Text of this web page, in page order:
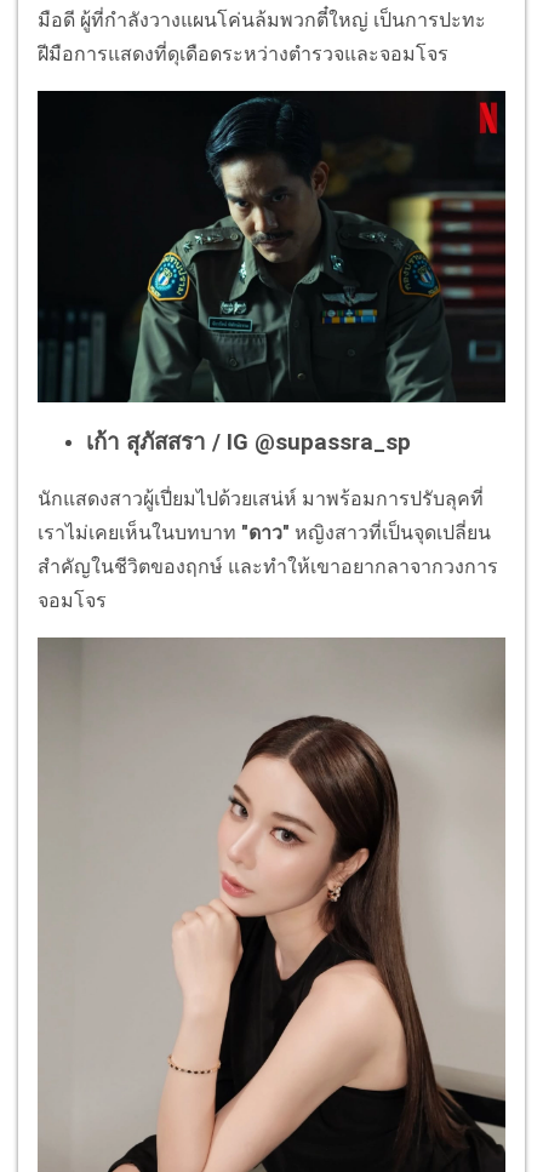
มือดี ผู้ที่กำลังวางแผนโค่นล้มพวกตี๋ใหญ่ เป็นการปะทะ
ฝีมือการแสดงที่ดุเดือดระหว่างตำรวจและจอมโจร
เก้า สุภัสสรา / IG @supassra_sp
นักแสดงสาวผู้เปี่ยมไปด้วยเสน่ห์ มาพร้อมการปรับลุคที่
เราไม่เคยเห็นในบทบาท "ดาว" หญิงสาวที่เป็นจุดเปลี่ยน
สำคัญในชีวิตของฤกษ์ และทำให้เขาอยากลาจากวงการ
จอมโจร